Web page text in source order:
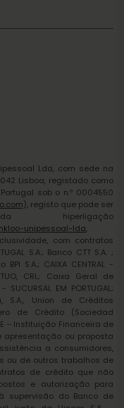
Lda, com sede na
Lisboa, registado como
sob o n.º 0004550
), registo que pode ser
hiperligação
unipessoal-lda,
com contratos
S.A.; Banco CTT S.A. ;
S.A.; CAIXA CENTRAL -
CRL; Caixa Geral de
EM PORTUGAL;
S.A., Union de Créditos
de Crédito (Sociedad
– Instituição Financeira de
apresentação ou proposta
a consumidores,
ou de outros trabalhos de
de crédito que não
e autorização para
supervisão do Banco de